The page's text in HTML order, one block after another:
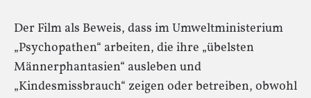
Der Film als Beweis, dass im Umweltministerium
„Psychopathen“ arbeiten, die ihre „übelsten
Männerphantasien“ ausleben und
„Kindesmissbrauch“ zeigen oder betreiben, obwohl